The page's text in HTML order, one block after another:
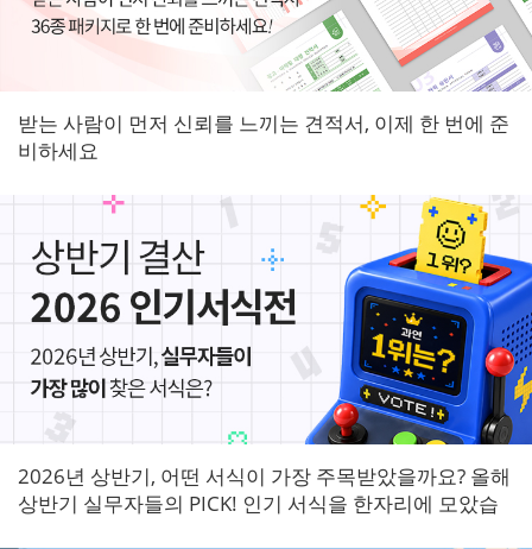
받는 사람이 먼저 신뢰를 느끼는 견적서, 이제 한 번에 준
비하세요
2026년 상반기, 어떤 서식이 가장 주목받았을까요? 올해
상반기 실무자들의 PICK! 인기 서식을 한자리에 모았습